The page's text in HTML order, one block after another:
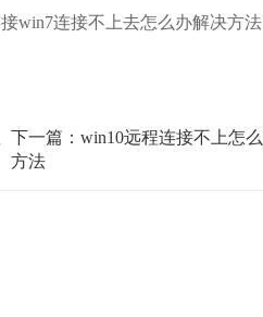
连接不上去怎么办解决方法
下一篇：win10远程连接不上怎
方法